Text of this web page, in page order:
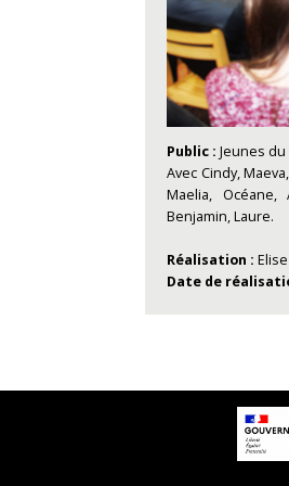
Public :Jeunes du
Avec Cindy,
Maelia, Océane,
Benjamin, Laure.
Réalisation :
Date de